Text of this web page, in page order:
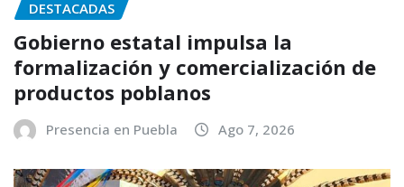
DESTACADAS
Gobierno estatal impulsa la
formalización y comercialización de
productos poblanos
Presencia en Puebla Ago 7, 2026